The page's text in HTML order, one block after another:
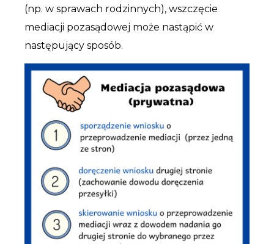
(np. w sprawach rodzinnych), wszczęcie
mediacji pozasądowej może nastąpić w
następujący sposób.